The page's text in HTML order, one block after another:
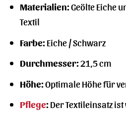
Materialien:Geölte Eiche
Textil
Farbe:Eiche / Schwarz
Durchmesser:21,5 cm
Höhe:Optimale Höhe für
Pflege:Der Textileinsatz